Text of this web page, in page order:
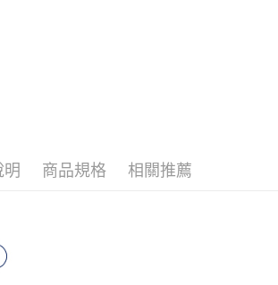
明 商品規格 相關推薦